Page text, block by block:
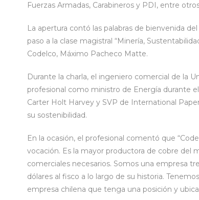
Fuerzas Armadas, Carabineros y PDI, entre
La apertura contó las palabras de bienvenida
paso a la clase magistral “Minería,
Codelco, Máximo Pacheco Matte.
Durante la charla, el ingeniero comercial de la
profesional como ministro de Energía durante
Carter Holt Harvey y SVP de International
su sostenibilidad.
En la ocasión, el profesional comentó que
vocación. Es la mayor productora de cobre del
comerciales necesarios. Somos una empresa
dólares al fisco a lo largo de su historia.
empresa chilena que tenga una posición y